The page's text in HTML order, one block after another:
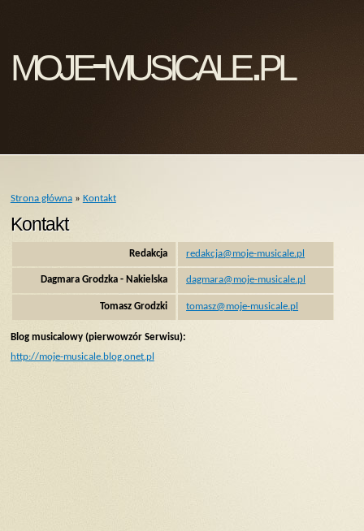
moje-musicale.pl
Strona główna» Kontakt
Kontakt
Redakcja redakcja@moje-musicale.pl
Dagmara Grodzka - Nakielska dagmara@moje-musicale.pl
Tomasz Grodzki tomasz@moje-musicale.pl
Blog musicalowy (pierwowzór Serwisu):
http://moje-musicale.blog.onet.pl